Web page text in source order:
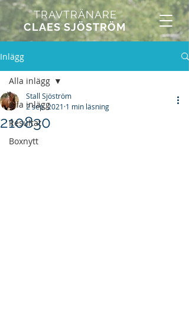
TRAVTRÄNARE
CLAES SJÖSTRÖM
Inlägg
Alla inlägg
Resultat
Boxnytt
Alla inlägg
210830
Stall Sjöström
2 sep. 2021 1 min läsning